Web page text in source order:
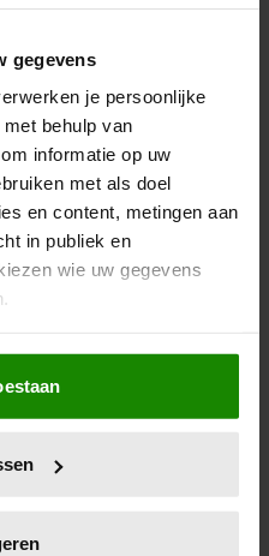
gegevens
je persoonlijke
behulp van
informatie op uw
met als doel
en content, metingen aan
in publiek en
wie uw gegevens
graag:
over uw geografische
nauwkeurig kan zijn
(fingerprinting)
in het